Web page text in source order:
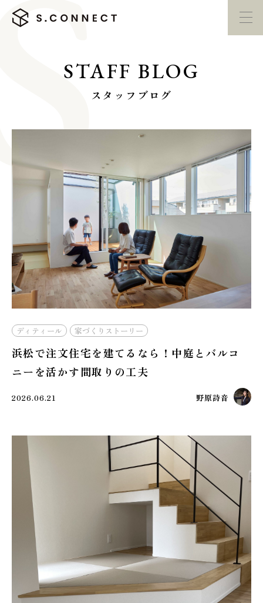
エスコネについて
CASE
施工実績
GALLERY
施工ギャラリー
STAFF BLOG
スタッフブログ
ACCESS MAP
アクセスマップ
プライバシーポリシー
イベント・ 見学会 モデルハウス
本社 浜松店
STAFF BLOG
スタッフブログ
ディティール 家づくりストーリー
浜松で注文住宅を建てるなら！中庭とバルコ
ニーを活かす間取りの工夫
2026.06.21 野原詩音